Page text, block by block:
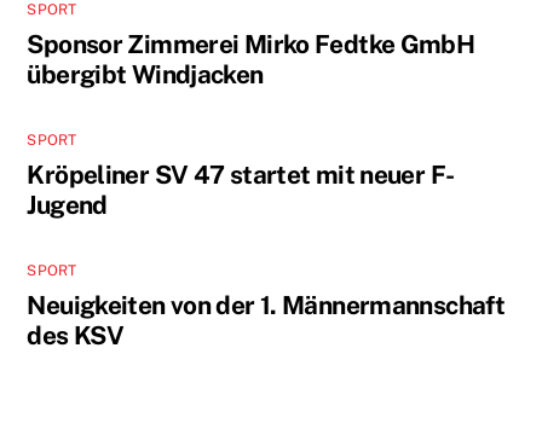
SPORT
Sponsor Zimmerei Mirko Fedtke GmbH
übergibt Windjacken
SPORT
Kröpeliner SV 47 startet mit neuer F-
Jugend
SPORT
Neuigkeiten von der 1. Männermannschaft
des KSV